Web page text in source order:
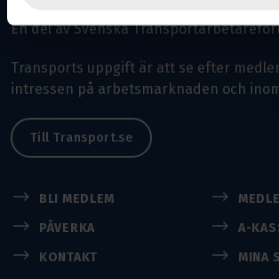
En del av Svenska
Transports uppgift är att se efter
intressen på arbetsmarknaden och
Till Transport.se
BLI MEDLEM
PÅVERKA
A-
KONTAKT
MINA